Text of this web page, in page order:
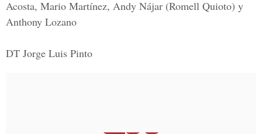
Acosta, Mario Martínez, Andy Nájar (Romell Quioto) y
Anthony Lozano
DT Jorge Luis Pinto